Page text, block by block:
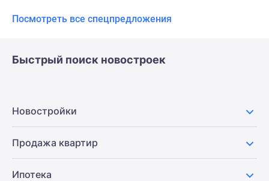
Посмотреть все спецпредложения
Быстрый поиск новостроек
Новостройки
Продажа квартир
Ипотека